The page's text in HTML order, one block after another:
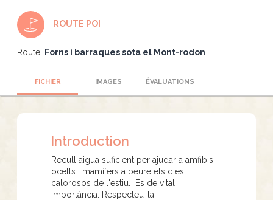
ROUTE POI
Route: Forns i barraques sota el Mont-rodon
FICHIER IMAGES ÉVALUATIONS
Introduction
Recull aigua suficient per ajudar a amfibis,
ocells i mamífers a beure els dies
calorosos de l'estiu. És de vital
importància. Respecteu-la.